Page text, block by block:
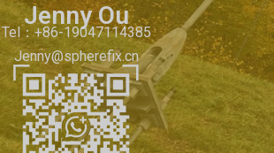
Jenny Ou
Tel：+86-19047114385
Jenny@spherefix.cn